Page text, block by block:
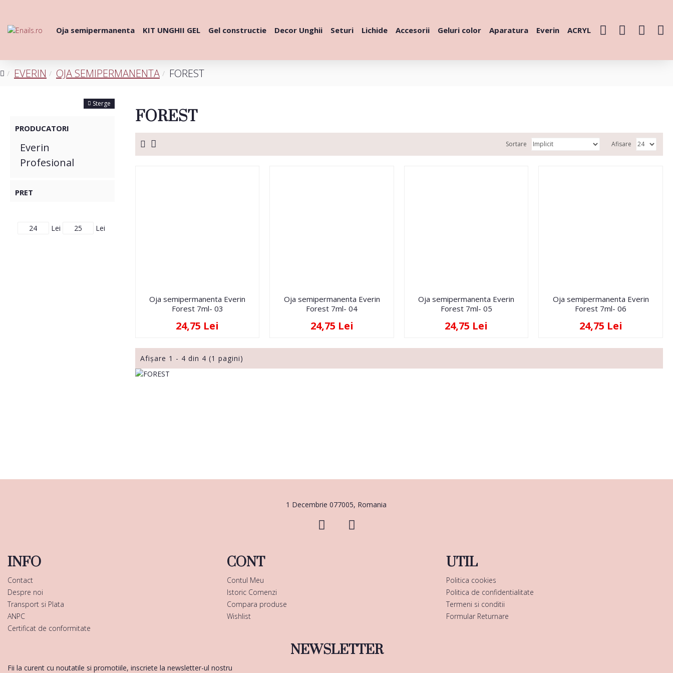
Oja semipermanenta KIT UNGHII GEL Gel constructie Decor Unghii Seturi Lichide Accesorii Geluri color Aparatura Everin ACRYL
EVERIN OJA SEMIPERMANENTA FOREST
Sterge
PRET
Lei Lei
PRODUCATORI
Everin
Profesional
FOREST
Sortare Afisare
Oja semipermanenta Everin
Forest 7ml- 03
24,75 Lei
Oja semipermanenta Everin
Forest 7ml- 04
24,75 Lei
Oja semipermanenta Everin
Forest 7ml- 05
24,75 Lei
Oja semipermanenta Everin
Forest 7ml- 06
24,75 Lei
Afişare 1 - 4 din 4 (1 pagini)
1 Decembrie 077005, Romania
INFO
Contact
Despre noi
Transport si Plata
ANPC
Certificat de conformitate
CONT
Contul Meu
Istoric Comenzi
Compara produse
Wishlist
UTIL
Politica cookies
Politica de confidentialitate
Termeni si conditii
Formular Returnare
NEWSLETTER
Fii la curent cu noutatile si promotiile, inscriete la newsletter-ul nostru